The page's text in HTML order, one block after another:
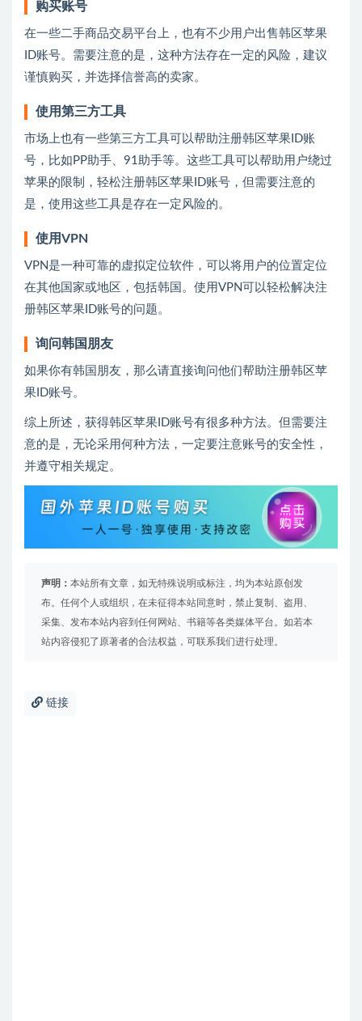
购买账号
在一些二手商品交易平台上，也有不少用户出售韩区苹果
ID账号。需要注意的是，这种方法存在一定的风险，建议
谨慎购买，并选择信誉高的卖家。
使用第三方工具
市场上也有一些第三方工具可以帮助注册韩区苹果ID账
号，比如PP助手、91助手等。这些工具可以帮助用户绕过
苹果的限制，轻松注册韩区苹果ID账号，但需要注意的
是，使用这些工具是存在一定风险的。
使用VPN
VPN是一种可靠的虚拟定位软件，可以将用户的位置定位
在其他国家或地区，包括韩国。使用VPN可以轻松解决注
册韩区苹果ID账号的问题。
询问韩国朋友
如果你有韩国朋友，那么请直接询问他们帮助注册韩区苹
果ID账号。
综上所述，获得韩区苹果ID账号有很多种方法。但需要注
意的是，无论采用何种方法，一定要注意账号的安全性，
并遵守相关规定。
声明： 本站所有文章，如无特殊说明或标注，均为本站原创发
布。任何个人或组织，在未征得本站同意时，禁止复制、盗用、
采集、发布本站内容到任何网站、书籍等各类媒体平台。如若本
站内容侵犯了原著者的合法权益，可联系我们进行处理。
链接